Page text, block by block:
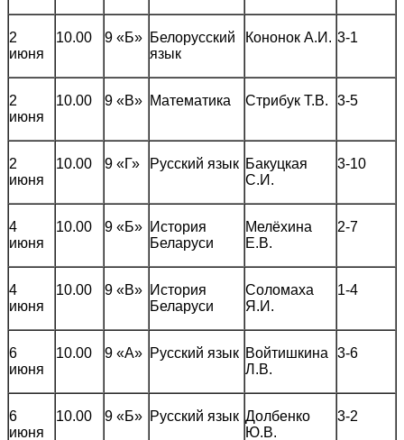
2
июня
10.00 9 «Б» Белорусский
язык
Кононок А.И. 3-1
2
июня
10.00 9 «В» Математика Стрибук Т.В. 3-5
2
июня
10.00 9 «Г» Русский язык Бакуцкая
С.И.
3-10
4
июня
10.00 9 «Б» История
Беларуси
Мелёхина
Е.В.
2-7
4
июня
10.00 9 «В» История
Беларуси
Соломаха
Я.И.
1-4
6
июня
10.00 9 «А» Русский язык Войтишкина
Л.В.
3-6
6
июня
10.00 9 «Б» Русский язык Долбенко
Ю.В.
3-2